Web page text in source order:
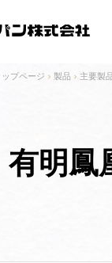
製品 主要製
有明
投資家情報